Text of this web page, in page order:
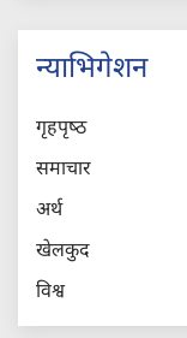
न्याभिगेशन
गृहपृष्‍ठ
समाचार
अर्थ
खेलकुद
विश्व